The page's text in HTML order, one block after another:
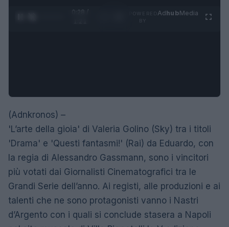
0:29 /
AdhubMedia
(Adnkronos) –
'L’arte della gioia' di Valeria Golino (Sky) tra i titoli
'Drama' e 'Questi fantasmi!' (Rai) da Eduardo, con
la regia di Alessandro Gassmann, sono i vincitori
più votati dai Giornalisti Cinematografici tra le
Grandi Serie dell’anno. Ai registi, alle produzioni e ai
talenti che ne sono protagonisti vanno i Nastri
d’Argento con i quali si conclude stasera a Napoli